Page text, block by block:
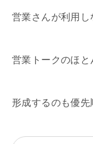
営業さんが利用し
営業トークのほ
形成するのも優先